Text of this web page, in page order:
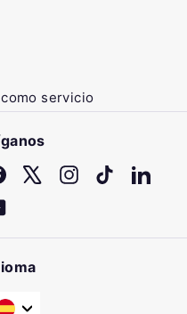
servicio
Facebook Instagram
TikTok
YouTube